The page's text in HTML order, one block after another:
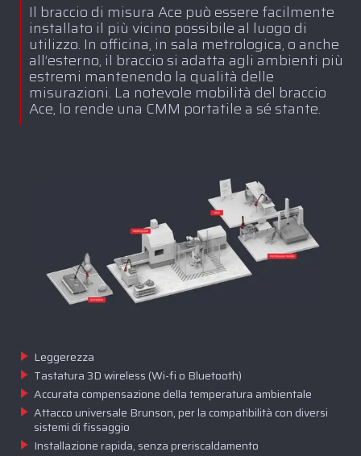
Il braccio di misura Ace può essere facilmente
installato il più vicino possibile al luogo di
utilizzo. In officina, in sala metrologica, o anche
all’esterno, il braccio si adatta agli ambienti più
estremi mantenendo la qualità delle
misurazioni. La notevole mobilità del braccio
Ace, lo rende una CMM portatile a sé stante.
Leggerezza
Tastatura 3D wireless (Wi-fi o Bluetooth)
Accurata compensazione della temperatura ambientale
Attacco universale Brunson, per la compatibilità con diversi
sistemi di fissaggio
Installazione rapida, senza preriscaldamento